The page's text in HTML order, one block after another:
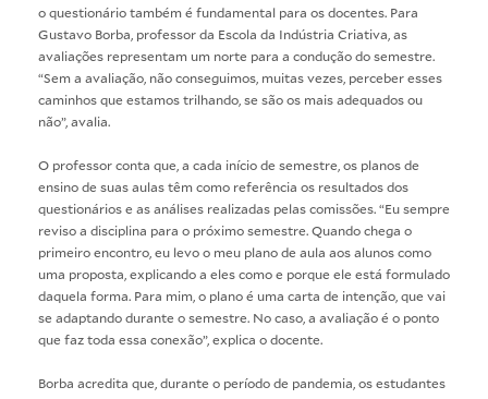
o questionário também é fundamental para os docentes. Para
Gustavo Borba, professor da Escola da Indústria Criativa, as
avaliações representam um norte para a condução do semestre.
“Sem a avaliação, não conseguimos, muitas vezes, perceber esses
caminhos que estamos trilhando, se são os mais adequados ou
não”, avalia.
O professor conta que, a cada início de semestre, os planos de
ensino de suas aulas têm como referência os resultados dos
questionários e as análises realizadas pelas comissões. “Eu sempre
reviso a disciplina para o próximo semestre. Quando chega o
primeiro encontro, eu levo o meu plano de aula aos alunos como
uma proposta, explicando a eles como e porque ele está formulado
daquela forma. Para mim, o plano é uma carta de intenção, que vai
se adaptando durante o semestre. No caso, a avaliação é o ponto
que faz toda essa conexão”, explica o docente.
Borba acredita que, durante o período de pandemia, os estudantes